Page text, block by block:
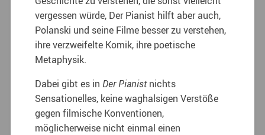
vergessen würde, Der Pianist hilft aber auch,
Polanski und seine Filme besser zu verstehen,
ihre verzweifelte Komik, ihre poetische
Metaphysik.
Dabei gibt es inDer Pianistnichts
Sensationelles, keine waghalsigen Verstöße
gegen filmische Konventionen,
möglicherweise nicht einmal einen